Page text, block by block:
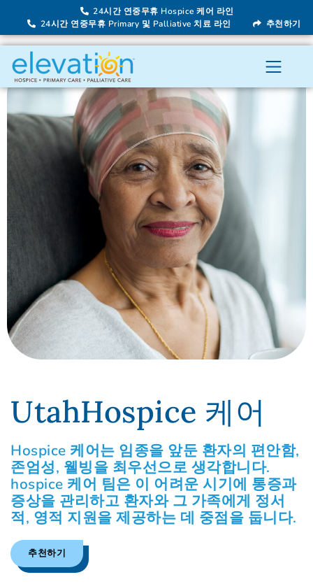
24시간 연중무휴 Hospice 케어 라인
24시간 연중무휴 Primary 및 Palliative 치료 라인
추천하기
UtahHospice 케어
Hospice 케어는 임종을 앞둔 환자의 편안함,
존엄성, 웰빙을 최우선으로 생각합니다.
hospice 케어 팀은 이 어려운 시기에 통증과
증상을 관리하고 환자와 그 가족에게 정서
적, 영적 지원을 제공하는 데 중점을 둡니다.
추천하기